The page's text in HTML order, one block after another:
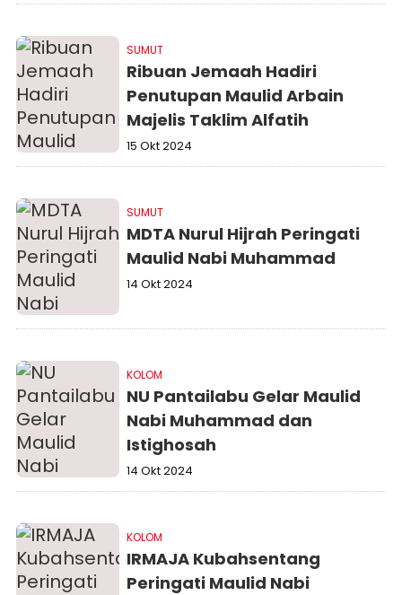
SUMUT
Ribuan Jemaah Hadiri
Penutupan Maulid Arbain
Majelis Taklim Alfatih
15 Okt 2024
SUMUT
MDTA Nurul Hijrah Peringati
Maulid Nabi Muhammad
14 Okt 2024
KOLOM
NU Pantailabu Gelar Maulid
Nabi Muhammad dan
Istighosah
14 Okt 2024
KOLOM
IRMAJA Kubahsentang
Peringati Maulid Nabi